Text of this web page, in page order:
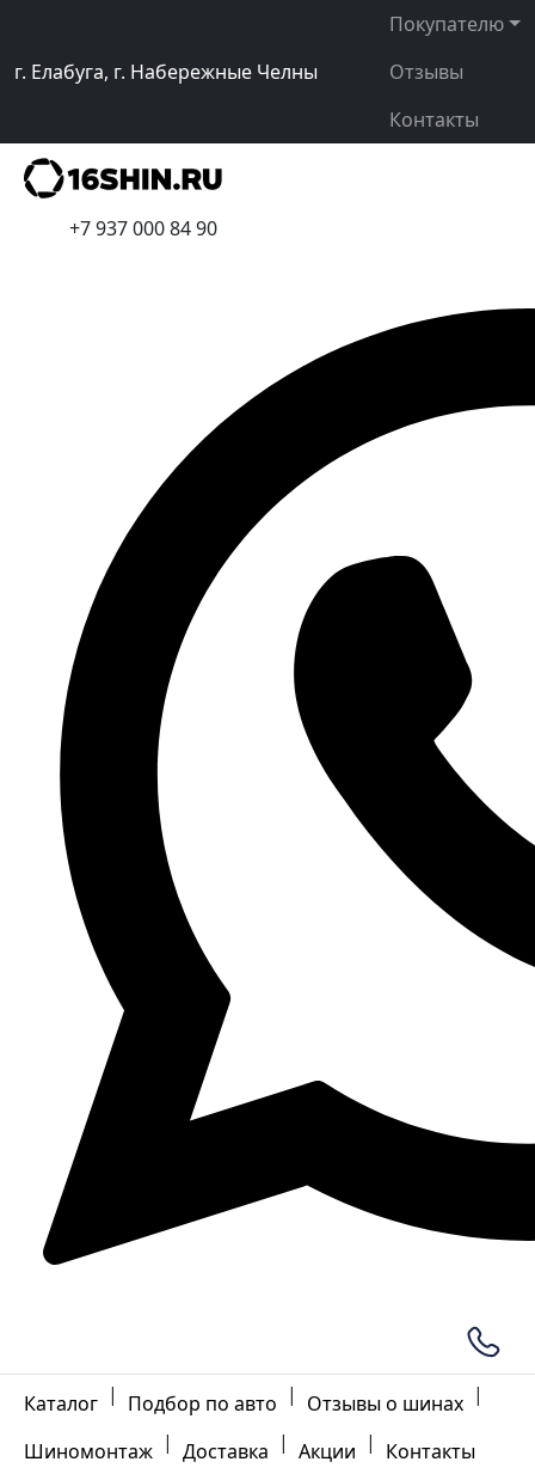
г. Елабуга, г. Набережные Челны
Покупателю
Отзывы
Контакты
+7 937 000 84 90
Каталог | Подбор по авто | Отзывы о шинах |
Шиномонтаж | Доставка | Акции | Контакты